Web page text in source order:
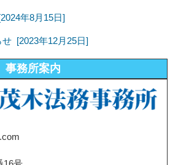
年8月15日]
せ [2023年12月25日]
事務所案内